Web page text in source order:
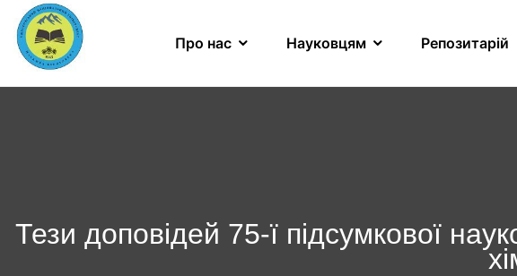
Про нас Науковцям Репозитарій
Тези доповідей 75-ї підсумкової